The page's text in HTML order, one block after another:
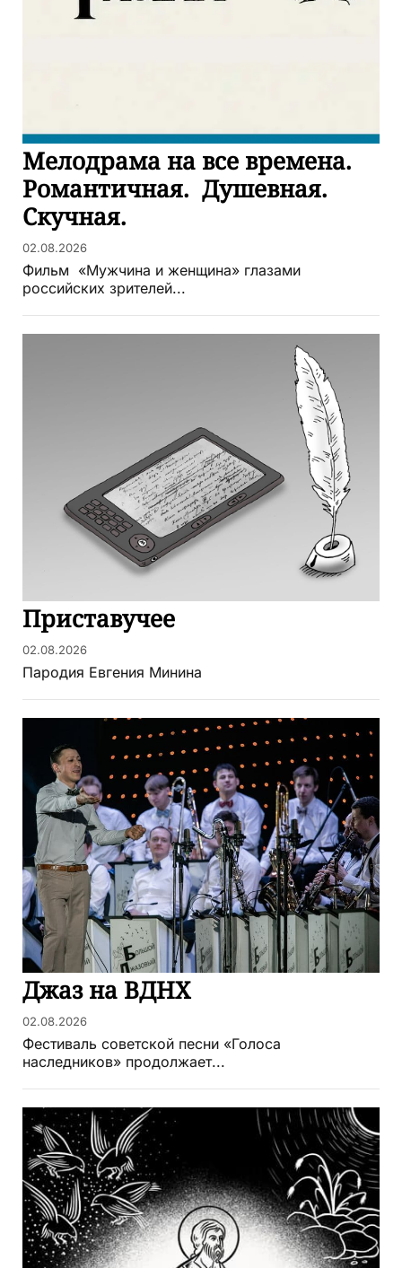
Мелодрама на все времена.
Романтичная. Душевная.
Скучная.
02.08.2026
Фильм «Мужчина и женщина» глазами
российских зрителей...
Приставучее
02.08.2026
Пародия Евгения Минина
Джаз на ВДНХ
02.08.2026
Фестиваль советской песни «Голоса
наследников» продолжает...